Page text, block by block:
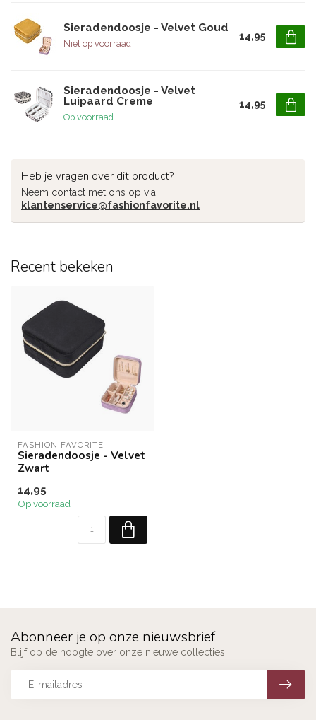
Sieradendoosje - Velvet Goud
Niet op voorraad
14,95
Sieradendoosje - Velvet
Luipaard Creme
Op voorraad
14,95
Heb je vragen over dit product?
Neem contact met ons op via
klantenservice@fashionfavorite.nl
Recent bekeken
FASHION FAVORITE
Sieradendoosje - Velvet
Zwart
14,95
Op voorraad
Abonneer je op onze nieuwsbrief
Blijf op de hoogte over onze nieuwe collecties